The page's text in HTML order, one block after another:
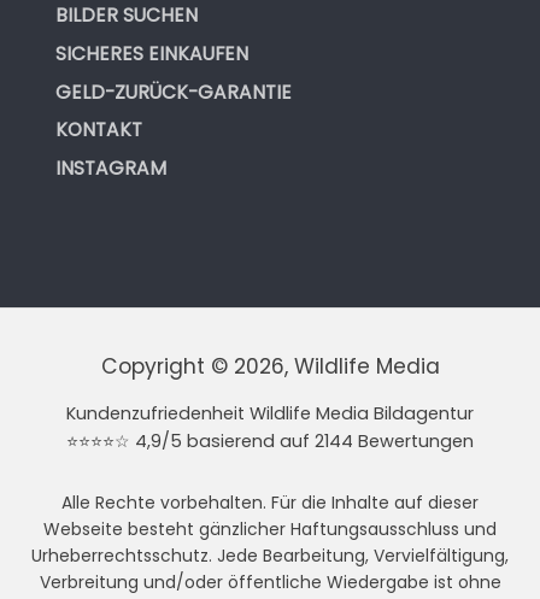
BILDER SUCHEN
SICHERES EINKAUFEN
GELD-ZURÜCK-GARANTIE
KONTAKT
INSTAGRAM
Copyright © 2026, Wildlife Media
Kundenzufriedenheit Wildlife Media Bildagentur
⭐⭐⭐⭐☆ 4,9/5 basierend auf 2144 Bewertungen
Alle Rechte vorbehalten. Für die Inhalte auf dieser
Webseite besteht gänzlicher Haftungsausschluss und
Urheberrechtsschutz. Jede Bearbeitung, Vervielfältigung,
Verbreitung und/oder öffentliche Wiedergabe ist ohne